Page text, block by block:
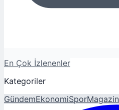
En Çok İzlenenler
Kategoriler
GündemEkonomiSporMagazin